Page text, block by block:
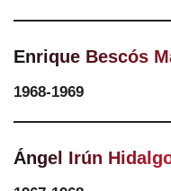
Enrique Bescós
1968-1969
Ángel Irún